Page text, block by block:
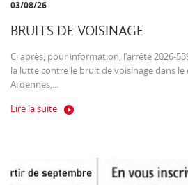
03/08/26
BRUITS DE VOISINAGE
Ci après, pour information, l’arrêté 2026-
la lutte contre le bruit de voisinage dans
Ardennes,...
Lire la suite